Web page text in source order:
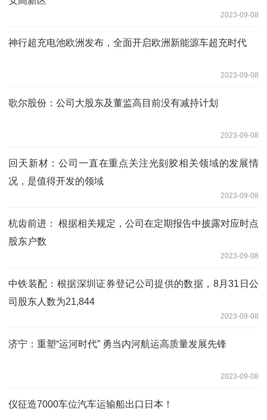
2023-09-08
神行超充电池欧洲发布，全面开启欧洲新能源车超充时代
2023-09-08
歌尔股份：公司大股东及董监高目前没有减持计划
2023-09-08
回天新材：公司一直在重点关注光刻胶相关领域的发展情
况，是值得开发的领域
2023-09-08
杭齿前进： 根据相关规定，公司在定期报告中披露对应时点
股东户数
2023-09-08
中铁装配：根据深圳证券登记公司提供的数据，8月31日公
司股东人数为21,844
2023-09-08
济宁：重塑“运河时代” 勇当内河航运高质量发展先锋
2023-09-08
仪征造7000车位汽车运输船出口日本！